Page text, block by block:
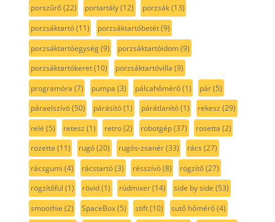
porszűrő(22) portartály(12) porzsák(13)
porzsáktartó(11) porzsáktartóbetét(9)
porzsáktartóegység(9) porzsáktartóidom(9)
porzsáktartókeret(10) porzsáktartóvilla (9)
programóra (7) pumpa (3) pálcahőmérő(1) pár(5)
páraelszívó(50) párásító(1) párátlanító(1) rekesz (29)
relé (5) retesz (1) retro(2) robotgép(37) rosetta (2)
rozetta (11) rugó(20) rugós-zsanér(33) rács (27)
rácsgumi (4) rácstartó(3) résszívó(8) rögzítő(27)
rögzítőfül (1) rövid(1) rúdmixer(14) side by side (53)
smoothie (2) SpaceBox(5) stift(10) sutő hőmérő(4)